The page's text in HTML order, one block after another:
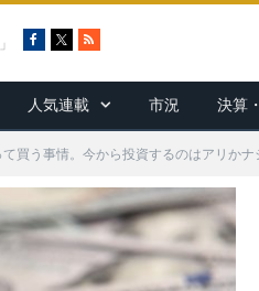
c
e
b
o
R
S
人気連載 市況 決算
買う事情。今から投資するのはアリか